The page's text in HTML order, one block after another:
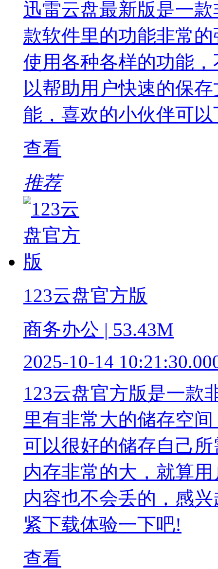
迅雷云盘最新版是一
款软件里的功能非常
使用各种各样的功能
以帮助用户快速的保
能，喜欢的小伙伴可
查看
推荐
123云盘官方版
商务办公 | 53.43M
2025-10-14
123云盘官方版是一款
里有非常大的储存空
可以很好的储存自己
内存非常的大，就算
内容也不会丢的，感
紧下载体验一下吧!
查看